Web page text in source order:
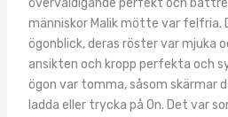
överväldigande perfekt och bättre
människor Malik mötte var felfria.
ögonblick, deras röster var mjuka
ansikten och kropp perfekta och
ögon var tomma, såsom skärmar
ladda eller trycka på On. Det var